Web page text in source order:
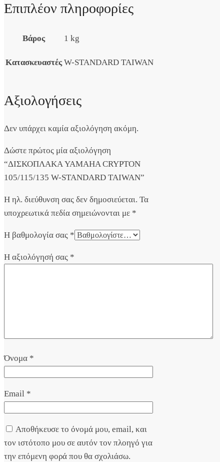
Επιπλέον πληροφορίες
Βάρος 1 kg
Κατασκευαστές W-STANDARD TAIWAN
Αξιολογήσεις
Δεν υπάρχει καμία αξιολόγηση ακόμη.
Δώστε πρώτος μία αξιολόγηση
“ΔΙΣΚΟΠΛΑΚΑ YAMAHA CRYPTON
105/115/135 W-STANDARD TAIWAN”
Η ηλ. διεύθυνση σας δεν δημοσιεύεται. Τα
υποχρεωτικά πεδία σημειώνονται με *
Η βαθμολογία σας *
Η αξιολόγησή σας *
Όνομα *
Email *
Αποθήκευσε το όνομά μου, email, και
τον ιστότοπο μου σε αυτόν τον πλοηγό για
την επόμενη φορά που θα σχολιάσω.